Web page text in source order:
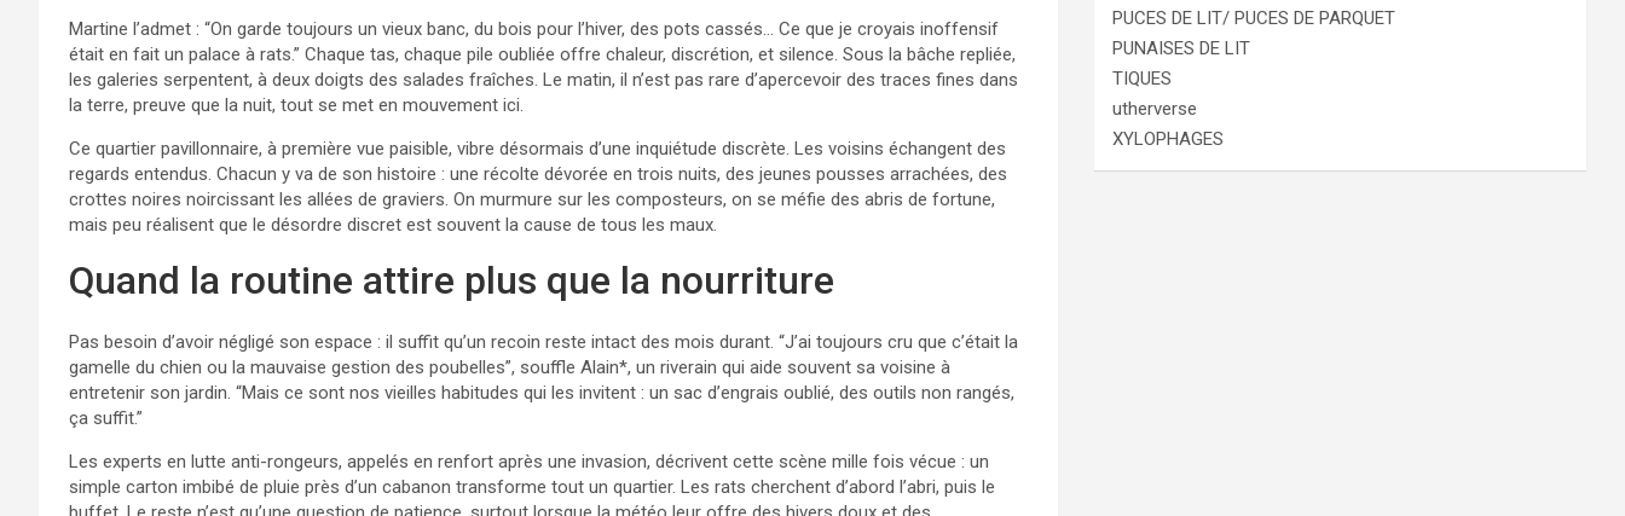
Martine l’admet : “On garde toujours un vieux banc, du bois pour l’hiver, des pots cassés… Ce que je croyais inoffensif
était en fait un palace à rats.” Chaque tas, chaque pile oubliée offre chaleur, discrétion, et silence. Sous la bâche repliée,
les galeries serpentent, à deux doigts des salades fraîches. Le matin, il n’est pas rare d’apercevoir des traces fines dans
la terre, preuve que la nuit, tout se met en mouvement ici.
Ce quartier pavillonnaire, à première vue paisible, vibre désormais d’une inquiétude discrète. Les voisins échangent des
regards entendus. Chacun y va de son histoire : une récolte dévorée en trois nuits, des jeunes pousses arrachées, des
crottes noires noircissant les allées de graviers. On murmure sur les composteurs, on se méfie des abris de fortune,
mais peu réalisent que le désordre discret est souvent la cause de tous les maux.
Quand la routine attire plus que la nourriture
Pas besoin d’avoir négligé son espace : il suffit qu’un recoin reste intact des mois durant. “J’ai toujours cru que c’était la
gamelle du chien ou la mauvaise gestion des poubelles”, souffle Alain*, un riverain qui aide souvent sa voisine à
entretenir son jardin. “Mais ce sont nos vieilles habitudes qui les invitent : un sac d’engrais oublié, des outils non rangés,
ça suffit.”
Les experts en lutte anti-rongeurs, appelés en renfort après une invasion, décrivent cette scène mille fois vécue : un
simple carton imbibé de pluie près d’un cabanon transforme tout un quartier. Les rats cherchent d’abord l’abri, puis le
PUCES DE LIT/ PUCES DE PARQUET
PUNAISES DE LIT
TIQUES
utherverse
XYLOPHAGES